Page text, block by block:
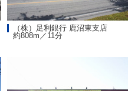
（株）足利銀行 鹿沼東支店
約808m／11分